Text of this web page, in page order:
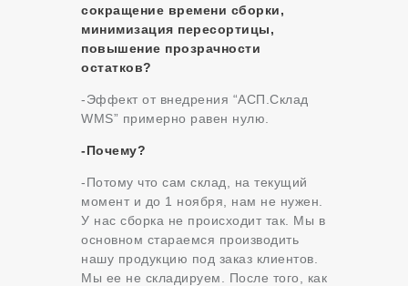
сокращение времени сборки,
минимизация пересортицы,
повышение прозрачности
остатков?
-Эффект от внедрения “АСП.Склад
WMS” примерно равен нулю.
-Почему?
-Потому что сам склад, на текущий
момент и до 1 ноября, нам не нужен.
У нас сборка не происходит так. Мы в
основном стараемся производить
нашу продукцию под заказ клиентов.
Мы ее не складируем. После того, как